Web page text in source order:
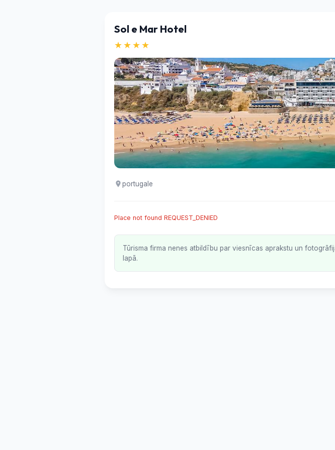
Sol e Mar Hotel
★★★★
portugale
Place not found REQUEST_DENIED
Tūrisma firma nenes atbildību par viesnīcas aprakstu un
lapā.